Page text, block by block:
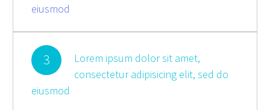
eiusmod
3
Lorem ipsum dolor sit amet,
consectetur adipisicing elit, sed do
eiusmod